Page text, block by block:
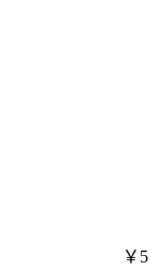
￥5